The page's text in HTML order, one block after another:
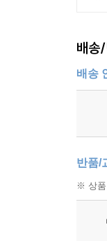
배송
배송
반품/
※ 상품